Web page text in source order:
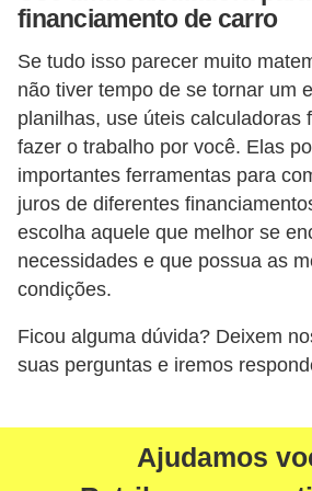
financiamento de carro
Se tudo isso parecer muito
não tiver tempo de se tornar um
planilhas, use úteis calculadoras
fazer o trabalho por você. Elas
importantes ferramentas para
juros de diferentes
escolha aquele que melhor se
necessidades e que possua as
condições.
Ficou alguma dúvida? Deixem
suas perguntas e iremos
Ajudamos